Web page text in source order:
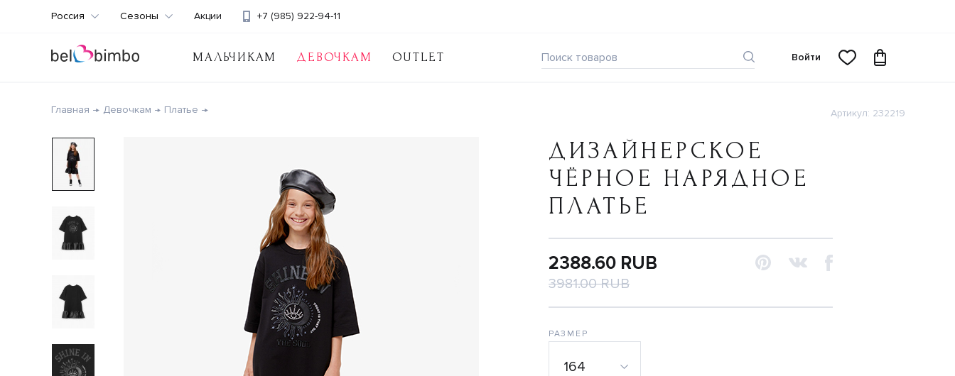
МАЛЬЧИКАМ ДЕВОЧКАМ OUTLET
+7 (985) 922-94-11
Россия Сезоны Акции
Войти
Главная Девочкам Платье Артикул: 232219
ДИЗАЙНЕРСКОЕ
ЧЁРНОЕ НАРЯДНОЕ
ПЛАТЬЕ
2388.60 RUB
3981.00 RUB
РАЗМЕР
164